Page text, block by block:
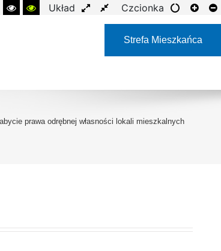
Układ Czcionka
Strefa Mieszkańca
prawa odrębnej własności lokali mieszkalnych